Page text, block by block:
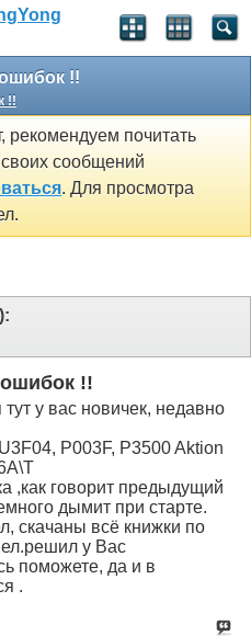
!!
!!
рекомендуем почитать
сообщений
. Для просмотра
!!
у вас новичек, недавно
P003F, P3500 Aktion
,как говорит предыдущий
дымит при старте.
скачаны всё книжки по
у Вас
поможете, да и в
.